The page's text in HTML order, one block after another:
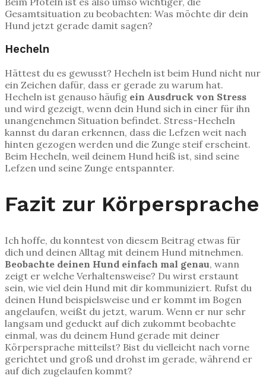
Gesamtsituation zu beobachten: Was möchte dir dein
Hund jetzt gerade damit sagen?
Hecheln
Hättest du es gewusst? Hecheln ist beim Hund nicht nur
ein Zeichen dafür, dass er gerade zu warum hat.
Hecheln ist genauso häufig ein Ausdruck von Stress
und wird gezeigt, wenn dein Hund sich in einer für ihn
unangenehmen Situation befindet. Stress-Hecheln
kannst du daran erkennen, dass die Lefzen weit nach
hinten gezogen werden und die Zunge steif erscheint.
Beim Hecheln, weil deinem Hund heiß ist, sind seine
Lefzen und seine Zunge entspannter.
Fazit zur Körpersprache
Ich hoffe, du konntest von diesem Beitrag etwas für
dich und deinen Alltag mit deinem Hund mitnehmen.
Beobachte deinen Hund einfach mal genau, wann
zeigt er welche Verhaltensweise? Du wirst erstaunt
sein, wie viel dein Hund mit dir kommuniziert. Rufst du
deinen Hund beispielsweise und er kommt im Bogen
angelaufen, weißt du jetzt, warum. Wenn er nur sehr
langsam und geduckt auf dich zukommt beobachte
einmal, was du deinem Hund gerade mit deiner
Körpersprache mitteilst? Bist du vielleicht nach vorne
gerichtet und groß und drohst im gerade, während er
auf dich zugelaufen kommt?